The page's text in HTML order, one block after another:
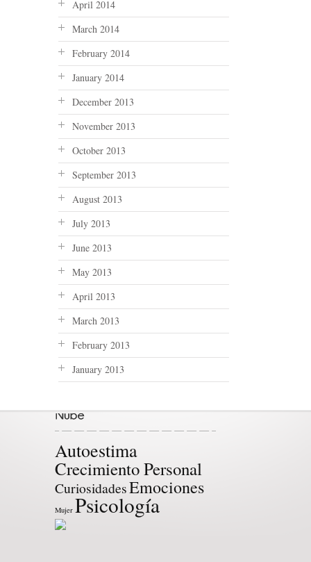
April 2014
March 2014
February 2014
January 2014
December 2013
November 2013
October 2013
September 2013
August 2013
July 2013
June 2013
May 2013
April 2013
March 2013
February 2013
January 2013
Autoestima
Crecimiento Personal
CuriosidadesEmociones
Mujer Psicología